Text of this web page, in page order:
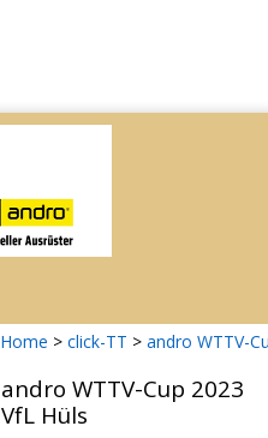
Home > click-TT > andro WTTV-
andro WTTV-Cup 2023
VfL Hüls